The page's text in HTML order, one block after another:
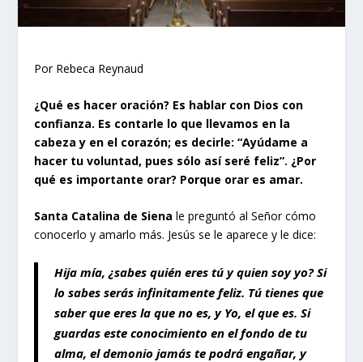
Por Rebeca Reynaud
¿Qué es hacer oración? Es hablar con Dios con
confianza. Es contarle lo que llevamos en la
cabeza y en el corazón; es decirle: “Ayúdame a
hacer tu voluntad, pues sólo así seré feliz”. ¿Por
qué es importante orar? Porque orar es amar.
Santa Catalina de Siena le preguntó al Señor cómo
conocerlo y amarlo más. Jesús se le aparece y le dice:
Hija mía, ¿sabes quién eres tú y quien soy yo? Si
lo sabes serás infinitamente feliz. Tú tienes que
saber que eres la que no es, y Yo, el que es. Si
guardas este conocimiento en el fondo de tu
alma, el demonio jamás te podrá engañar, y